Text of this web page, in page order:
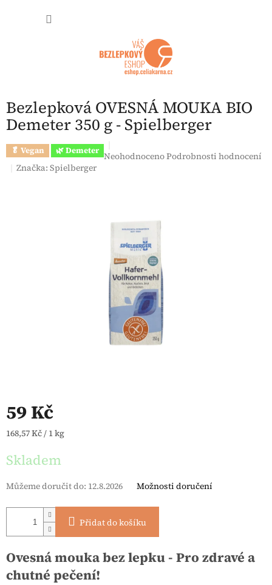
Bezlepková OVESNÁ MOUKA BIO
Demeter 350 g - Spielberger
🥬 Vegan 🌿 Demeter Průměrné hodnocení produktu je 0,0 z 5
NeohodnocenoPodrobnosti hodnocení
Značka:Spielberger
59 Kč
Měrná cena:
168,57 Kč / 1 kg
Skladem
Můžeme doručit do: 12.8.2026 Možnosti doručení
Přidat do košíku
Ovesná mouka bez lepku - Pro zdravé a
chutné pečení!